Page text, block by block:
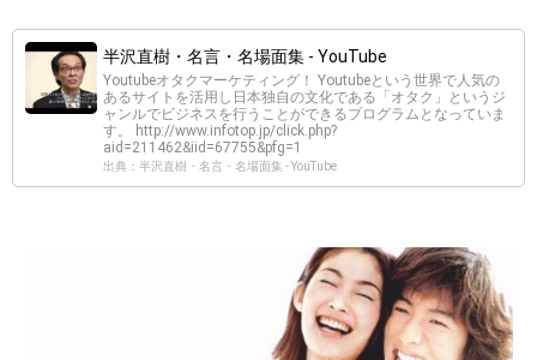
半沢直樹・名言・名場面集 - YouTube
Youtubeオタクマーケティング！ Youtubeという世界で人気の
あるサイトを活用し日本独自の文化である「オタク」というジ
ャンルでビジネスを行うことができるプログラムとなっていま
す。 http://www.infotop.jp/click.php?
aid=211462&iid=67755&pfg=1
出典：半沢直樹・名言・名場面集 - YouTube